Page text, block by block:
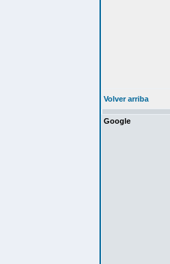
Volver arriba
Google